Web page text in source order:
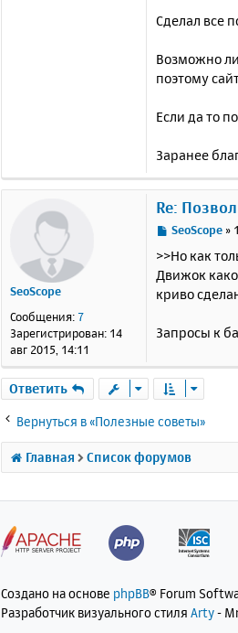
Сделал все
Возможно ли
поэтому
Если да то
Заранее
SeoScope
Сообщения: 7
Зарегистрирован: 14
авг 2015, 14:11
Re:
С
о
б
щ
н
SeoScope »
>>Но как
Движок
криво
Запросы к
Ответить
Вернуться в «Полезные советы»
Главная Список форумов
Создано на основе phpBB® Forum
Разработчик визуального стиля Arty-